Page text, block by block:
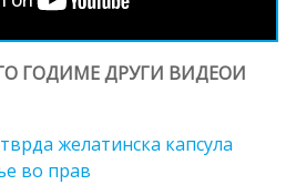
ГОДИМЕ ДРУГИ ВИДЕОИ
желатинска капсула
во прав